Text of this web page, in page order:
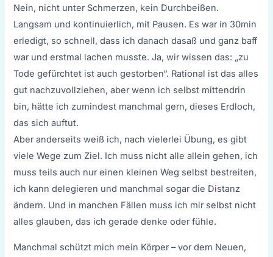
Nein, nicht unter Schmerzen, kein Durchbeißen.
Langsam und kontinuierlich, mit Pausen. Es war in 30min
erledigt, so schnell, dass ich danach dasaß und ganz baff
war und erstmal lachen musste. Ja, wir wissen das: „zu
Tode gefürchtet ist auch gestorben“. Rational ist das alles
gut nachzuvollziehen, aber wenn ich selbst mittendrin
bin, hätte ich zumindest manchmal gern, dieses Erdloch,
das sich auftut.
Aber anderseits weiß ich, nach vielerlei Übung, es gibt
viele Wege zum Ziel. Ich muss nicht alle allein gehen, ich
muss teils auch nur einen kleinen Weg selbst bestreiten,
ich kann delegieren und manchmal sogar die Distanz
ändern. Und in manchen Fällen muss ich mir selbst nicht
alles glauben, das ich gerade denke oder fühle.
Manchmal schützt mich mein Körper – vor dem Neuen,